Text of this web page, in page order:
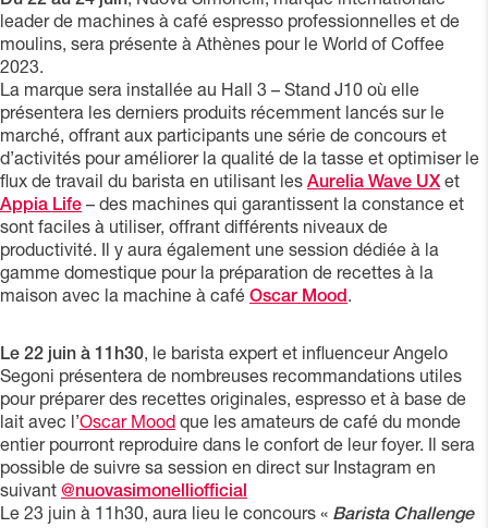
leader de machines à café espresso professionnelles et de
moulins, sera présente à Athènes pour le World of Coffee
2023.
La marque sera installée au Hall 3 – Stand J10 où elle
présentera les derniers produits récemment lancés sur le
marché, offrant aux participants une série de concours et
d’activités pour améliorer la qualité de la tasse et optimiser le
flux de travail du barista en utilisant les Aurelia Wave UXet
Appia Life – des machines qui garantissent la constance et
sont faciles à utiliser, offrant différents niveaux de
productivité. Il y aura également une session dédiée à la
gamme domestique pour la préparation de recettes à la
maison avec la machine à café Oscar Mood.
Le 22 juin à 11h30, le barista expert et influenceur Angelo
Segoni présentera de nombreuses recommandations utiles
pour préparer des recettes originales, espresso et à base de
lait avec l’Oscar Mood que les amateurs de café du monde
entier pourront reproduire dans le confort de leur foyer. Il sera
possible de suivre sa session en direct sur Instagram en
suivant @nuovasimonelliofficial
Le 23 juin à 11h30, aura lieu le concours « Barista Challenge